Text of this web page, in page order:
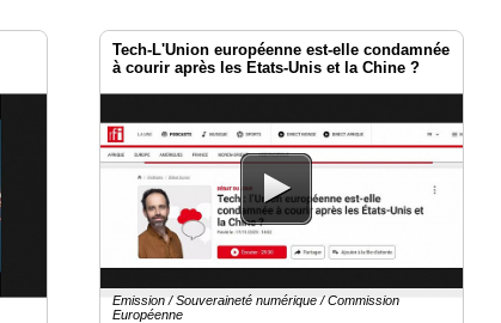
Tech-L'Union européenne est-elle condamnée
à courir après les Etats-Unis et la Chine ?
Emission / Souveraineté numérique / Commission
Européenne